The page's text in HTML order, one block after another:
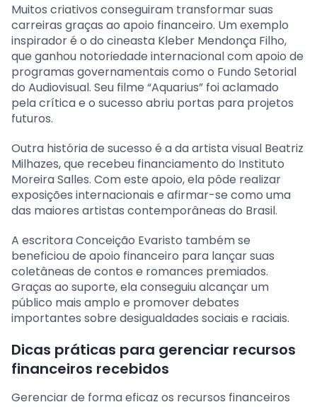
Muitos criativos conseguiram transformar suas
carreiras graças ao apoio financeiro. Um exemplo
inspirador é o do cineasta Kleber Mendonça Filho,
que ganhou notoriedade internacional com apoio de
programas governamentais como o Fundo Setorial
do Audiovisual. Seu filme “Aquarius” foi aclamado
pela crítica e o sucesso abriu portas para projetos
futuros.
Outra história de sucesso é a da artista visual Beatriz
Milhazes, que recebeu financiamento do Instituto
Moreira Salles. Com este apoio, ela pôde realizar
exposições internacionais e afirmar-se como uma
das maiores artistas contemporâneas do Brasil.
A escritora Conceição Evaristo também se
beneficiou de apoio financeiro para lançar suas
coletâneas de contos e romances premiados.
Graças ao suporte, ela conseguiu alcançar um
público mais amplo e promover debates
importantes sobre desigualdades sociais e raciais.
Dicas práticas para gerenciar recursos
financeiros recebidos
Gerenciar de forma eficaz os recursos financeiros